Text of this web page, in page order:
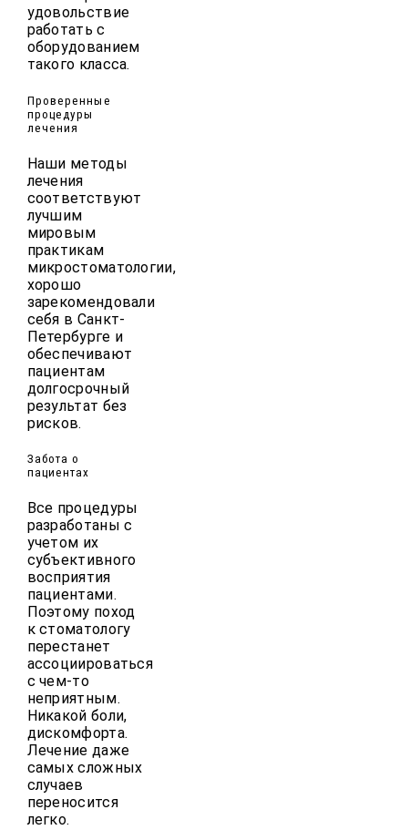
удовольствие
работать с
оборудованием
такого класса.
Проверенные
процедуры
лечения
Наши методы
лечения
соответствуют
лучшим
мировым
практикам
микростоматологии,
хорошо
зарекомендовали
себя в Санкт-
Петербурге и
обеспечивают
пациентам
долгосрочный
результат без
рисков.
Забота о
пациентах
Все процедуры
разработаны с
учетом их
субъективного
восприятия
пациентами.
Поэтому поход
к стоматологу
перестанет
ассоциироваться
с чем-то
неприятным.
Никакой боли,
дискомфорта.
Лечение даже
самых сложных
случаев
переносится
легко.